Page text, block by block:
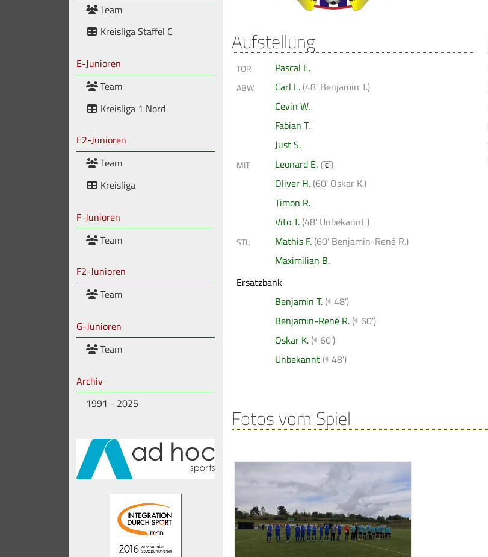
Team
Kreisliga Staffel C
E-Junioren
Team
Kreisliga 1 Nord
E2-Junioren
Team
Kreisliga
F-Junioren
Team
F2-Junioren
Team
G-Junioren
Team
Archiv
1991 - 2025
Aufstellung
TOR Pascal E.
ABW Carl L. (48' Benjamin T.)
Cevin W.
Fabian T.
Just S.
MIT Leonard E. C
Oliver H. (60' Oskar K.)
Timon R.
Vito T. (48' Unbekannt)
STU Mathis F. (60' Benjamin-René R.)
Maximilian B.
Ersatzbank
Benjamin T. ( 48')
Benjamin-René R. ( 60')
Oskar K. ( 60')
Unbekannt ( 48')
Fotos vom Spiel